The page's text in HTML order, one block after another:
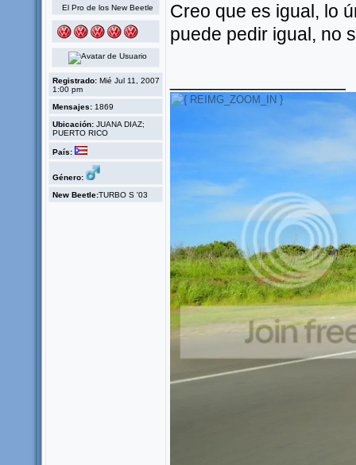
El Pro de los New Beetle
Registrado: Mié Jul 11, 2007
1:00 pm
Mensajes: 1869
Ubicación: JUANA DIAZ;
PUERTO RICO
País:
Género:
New Beetle:TURBO S '03
Creo que es igual, lo
puede pedir igual, no